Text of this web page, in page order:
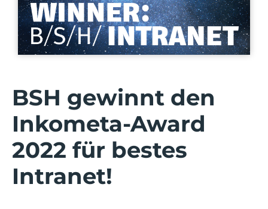
BSH gewinnt den
Inkometa-Award
2022 für bestes
Intranet!